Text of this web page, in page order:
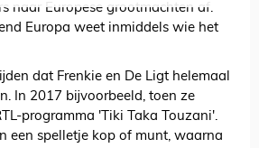
naar Europese grootmachten af.
Europa weet inmiddels wie het
dat Frenkie en De Ligt helemaal
In 2017 bijvoorbeeld, toen ze
programma 'Tiki Taka Touzani'.
een spelletje kop of munt, waarna